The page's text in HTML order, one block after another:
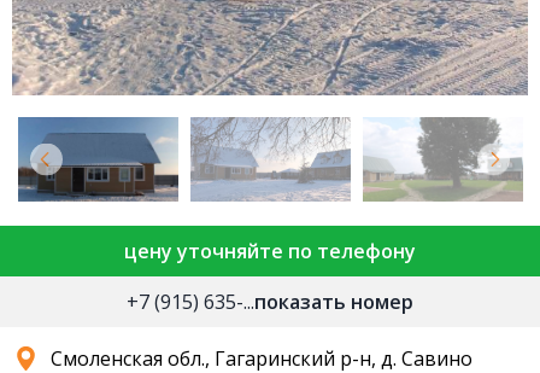
цену уточняйте по телефону
+7 (915) 635-...показать номер
Смоленская обл., Гагаринский р-н, д. Савино